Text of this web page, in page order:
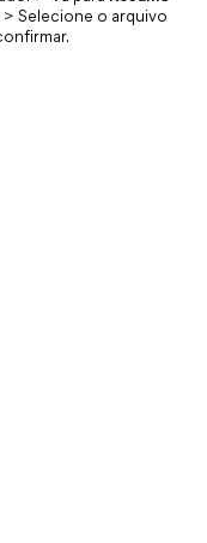
> Selecione o arquivo